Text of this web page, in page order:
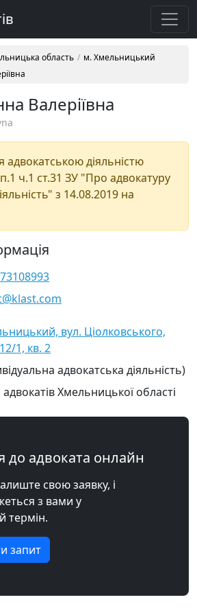
область
м. Хмельницький
Валеріївна
адвокатською діяльністю
ч.1 ст.31 ЗУ "Про адвокатуру
з 14.08.2019 на
вул. Ціолковського,
1, кв. 2
адвокатська діяльність)
Хмельницької області
до адвоката онлайн
свою заявку, і
з вами у
термін.
запит